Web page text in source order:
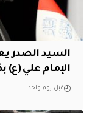
السيد الصدر
الإمام علي (ع)
قبل يوم واحد